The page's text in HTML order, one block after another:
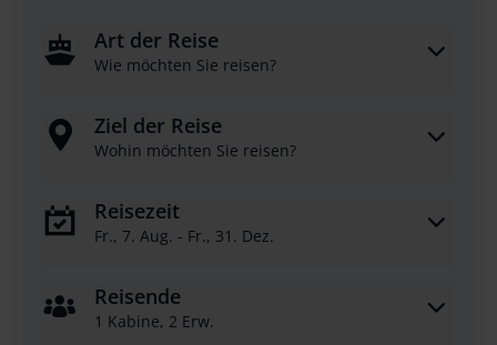
Art der Reise
Wie möchten Sie reisen?
Ziel der Reise
Wohin möchten Sie reisen?
Reisezeit
Fr., 7. Aug. - Fr., 31. Dez.
Reisende
1 Kabine, 2 Erw.